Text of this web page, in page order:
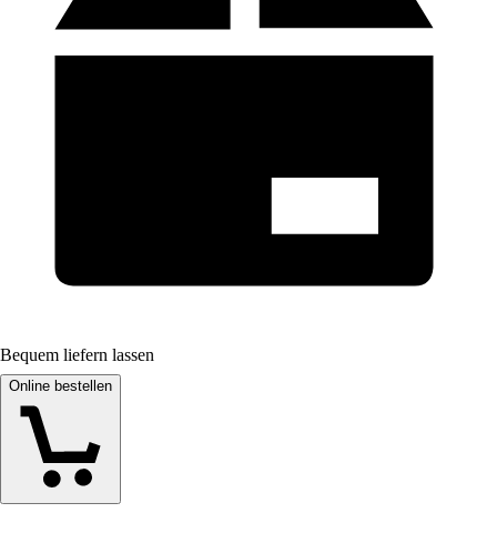
Bequem liefern lassen
Online bestellen